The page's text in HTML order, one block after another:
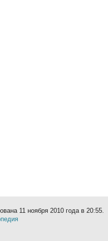
11 ноября 2010 года в 20:55.